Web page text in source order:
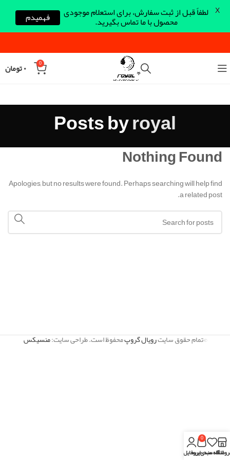
0 ۰تومان
Posts byroyal
Nothing Found
Apologies, but no results were found. Perhaps searching will help find
a related post.
©تمام حقوق سایترویال گروپمحفوظ است. طراحی سایت:منسیکس
لطفاً قبل از ثبت سفارش، برای استعلام موجودی
محصول با ما تماس بگیرید. فهمیدم X
علاقه مندی
0
سبد خریدپروفایل